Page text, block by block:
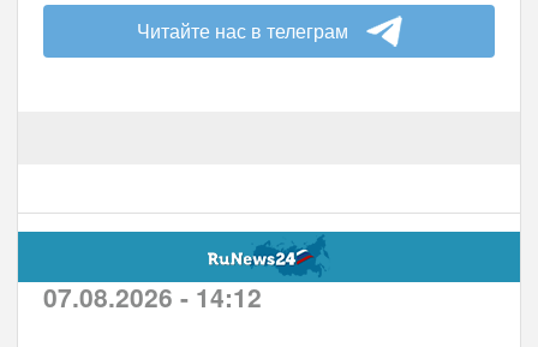
Читайте нас в телеграм
07.08.2026 - 14:12